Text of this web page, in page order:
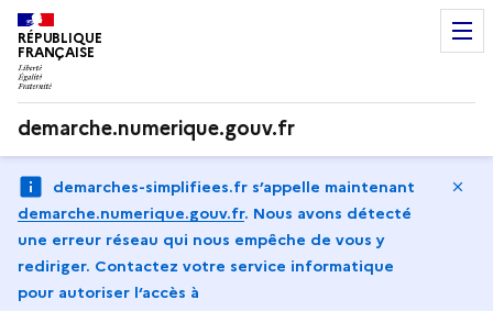
RÉPUBLIQUE
FRANÇAISE
demarche.numerique.gouv.fr
demarches-simplifiees.fr s’appelle maintenant
demarche.numerique.gouv.fr. Nous avons détecté
une erreur réseau qui nous empêche de vous y
rediriger. Contactez votre service informatique
pour autoriser l‘accès à